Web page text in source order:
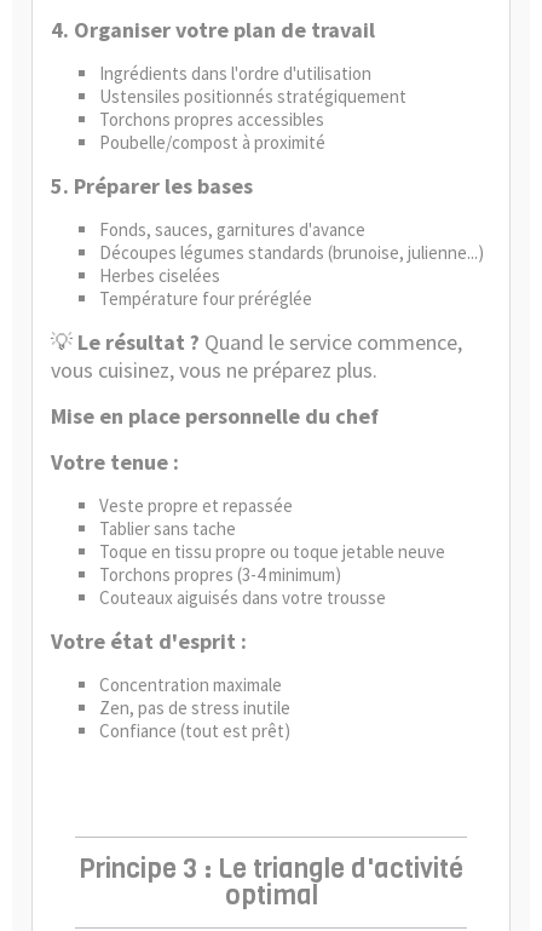
4. Organiser votre plan de travail
Ingrédients dans l'ordre d'utilisation
Ustensiles positionnés stratégiquement
Torchons propres accessibles
Poubelle/compost à proximité
5. Préparer les bases
Fonds, sauces, garnitures d'avance
Découpes légumes standards (brunoise, julienne...)
Herbes ciselées
Température four préréglée
💡 Le résultat ? Quand le service commence,
vous cuisinez, vous ne préparez plus.
Mise en place personnelle du chef
Votre tenue :
Veste propre et repassée
Tablier sans tache
Toque en tissu propre ou toque jetable neuve
Torchons propres (3-4 minimum)
Couteaux aiguisés dans votre trousse
Votre état d'esprit :
Concentration maximale
Zen, pas de stress inutile
Confiance (tout est prêt)
Principe 3 : Le triangle d'activité
optimal